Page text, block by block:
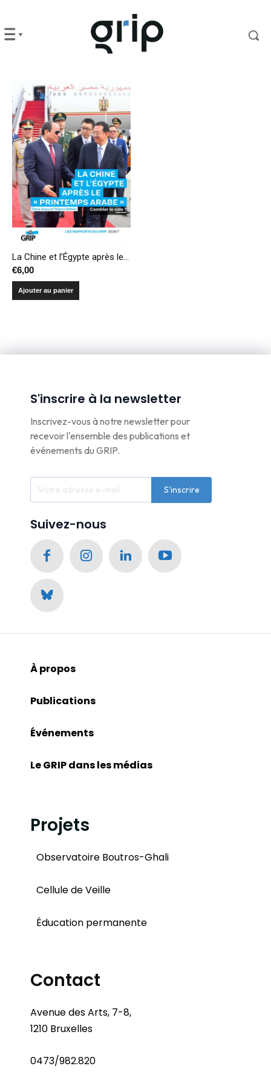
La Chine et l’Égypte après le « Printemps arabe » – Combler le vide ?
€6,00
Ajouter au panier
S'inscrire à la newsletter
Inscrivez-vous à notre newsletter pour
recevoir l'ensemble des publications et
événements du GRIP.
S'inscrire
Suivez-nous
À propos
Publications
Événements
Le GRIP dans les médias
Projets
Observatoire Boutros-Ghali
Cellule de Veille
Éducation permanente
Contact
Avenue des Arts, 7-8,
1210 Bruxelles
0473/982.820